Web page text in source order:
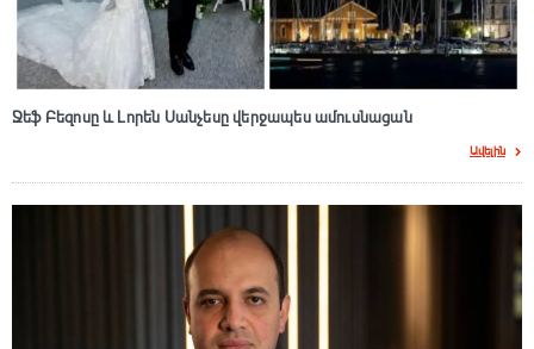
Ջեֆ Բեզոսը և Լորեն Սանչեսը վերջապես ամուսնացան
Ավելին